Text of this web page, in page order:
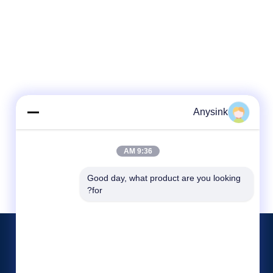
Anysink
9:36 AM
Good day, what product are you looking
for?